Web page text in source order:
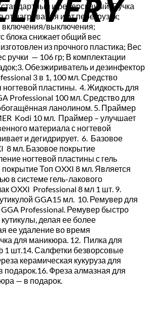
и реверсивный; Ручка
нагревания и от перегрузок;
выключения;
блока снижает общий вес
из прочного пластика; Вес
ручки — 106 гр; В комплектации
Обезжириватель и дезинфектор
3 в 1, 100 мл. Средство
пластины. 4. Жидкость для
Professional 100 мл. Средство для
ланолином. 5. Праймер
Kodi 10 мл. Праймер – улучшает
материала с ногтевой
и дегидрирует. 6. Базовое
8 мл. Базовое покрытие
ногтевой пластины с гель
Топ OXXI 8 мл. Является
в системе гель-лакового
OXXI Professional 8 мл 1 шт. 9.
GGA15 мл. 10. Ремувер для
Professional. Ремувер быстро
делая ее более
ее удаление во время
для маникюра. 12. Пилка для
1 шт.14. Салфетки безворсовые
керамическая кукуруза для
подарок.16. Фреза алмазная для
— в подарок.